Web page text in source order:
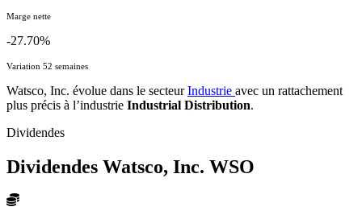
Marge nette
-27.70%
Variation 52 semaines
Watsco, Inc. évolue dans le secteurIndustrie avec un rattachement
plus précis à l’industrie Industrial Distribution.
Dividendes
Dividendes Watsco, Inc. WSO